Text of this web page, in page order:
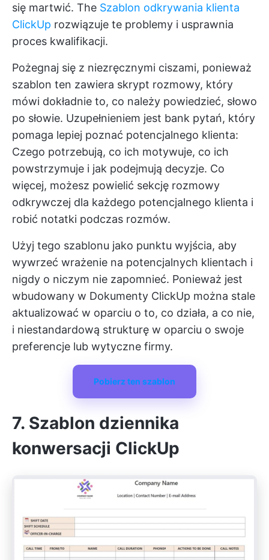
się martwić. The Szablon odkrywania klienta
ClickUp rozwiązuje te problemy i usprawnia
proces kwalifikacji.
Pożegnaj się z niezręcznymi ciszami, ponieważ
szablon ten zawiera skrypt rozmowy, który
mówi dokładnie to, co należy powiedzieć, słowo
po słowie. Uzupełnieniem jest bank pytań, który
pomaga lepiej poznać potencjalnego klienta:
Czego potrzebują, co ich motywuje, co ich
powstrzymuje i jak podejmują decyzje. Co
więcej, możesz powielić sekcję rozmowy
odkrywczej dla każdego potencjalnego klienta i
robić notatki podczas rozmów.
Użyj tego szablonu jako punktu wyjścia, aby
wywrzeć wrażenie na potencjalnych klientach i
nigdy o niczym nie zapomnieć. Ponieważ jest
wbudowany w Dokumenty ClickUp można stale
aktualizować w oparciu o to, co działa, a co nie,
i niestandardową strukturę w oparciu o swoje
preferencje lub wytyczne firmy.
Pobierz ten szablon
7. Szablon dziennika
konwersacji ClickUp